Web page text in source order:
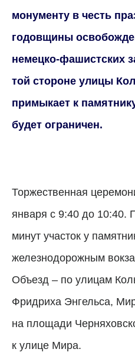
монументу в честь
годовщины
немецко-фашистских
той стороне улицы
примыкает к
будет ограничен.
Торжественная
января с 9:40 до 10:40.
минут участок у
железнодорожным
Объезд – по улицам
Фридриха Энгельса,
на площади
к улице Мира.